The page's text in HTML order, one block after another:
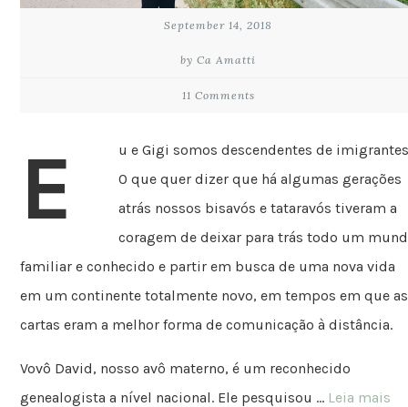
September 14, 2018
by Ca Amatti
11 Comments
E
u e Gigi somos descendentes de
O que quer dizer que há algumas gerações
atrás nossos bisavós e tataravós tiveram a
coragem de deixar para trás todo um
familiar e conhecido e partir em busca de uma nova vida
em um continente totalmente novo, em tempos em que as
cartas eram a melhor forma de comunicação à distância.
Vovô David, nosso avô materno, é um reconhecido
genealogista a nível nacional. Ele pesquisou … Leia mais